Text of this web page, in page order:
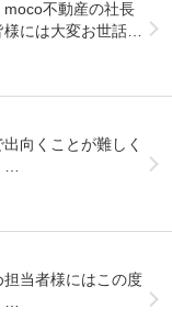
ータルでサポート
不動産の社長
には大変お世話に
きました。色々面
たと思いますが早
おかげです。
向くことが難しく
かりやすく伝えて
ることができまし
無理なく進められた
当者様にはこの度